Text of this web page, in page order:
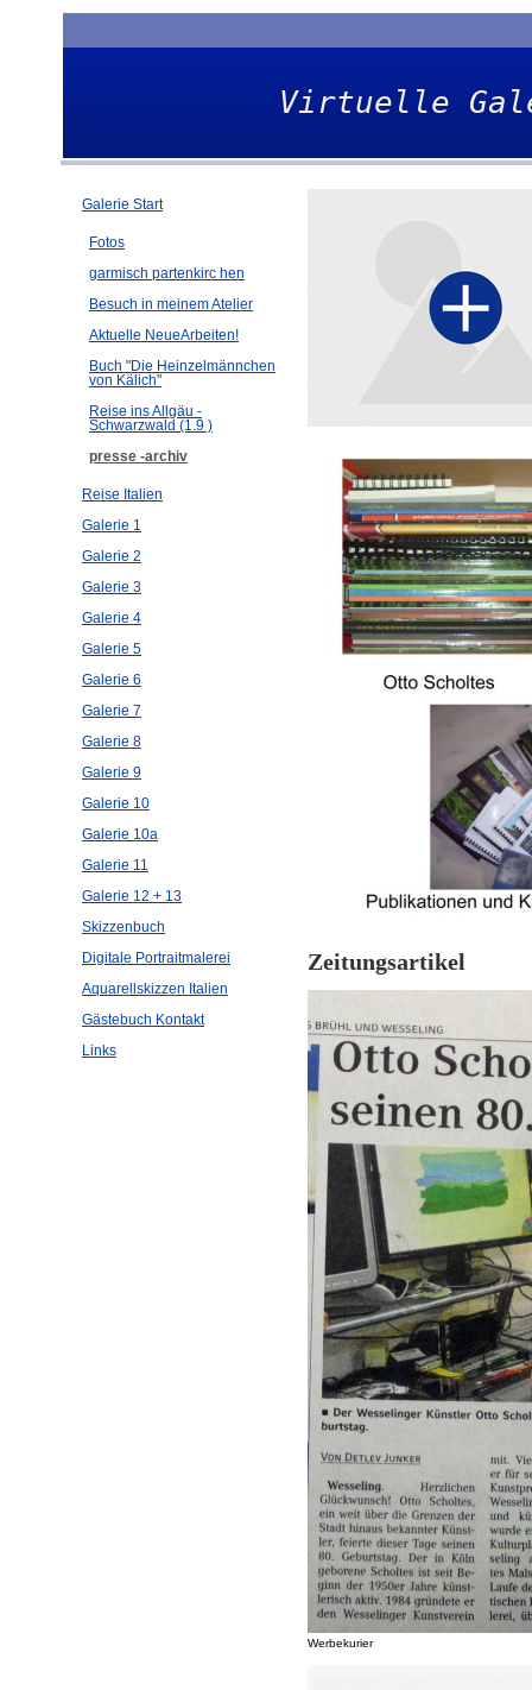
Virtuelle
Galerie Start
Fotos
garmisch partenkirc hen
Besuch in meinem Atelier
Aktuelle NeueArbeiten!
Buch "Die Heinzelmännchen
von Kälich"
Reise ins Allgäu -
Schwarzwald (1.9 )
presse -archiv
Reise Italien
Galerie 1
Galerie 2
Galerie 3
Galerie 4
Galerie 5
Galerie 6
Galerie 7
Galerie 8
Galerie 9
Galerie 10
Galerie 10a
Galerie 11
Galerie 12 + 13
Skizzenbuch
Digitale Portraitmalerei
Aquarellskizzen Italien
Gästebuch Kontakt
Links
Zeitungsartikel
Werbekurier